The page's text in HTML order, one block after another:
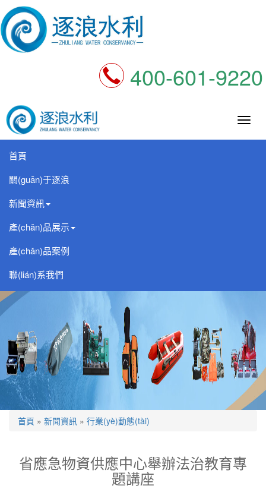
400-601-9220
逐
首頁
關(guān)于逐浪
新聞資訊
產(chǎn)品展示
產(chǎn)品案例
聯(lián)系我們
首頁 » 新聞資訊 » 行業(yè)動態(tài)
省應急物資供應中心舉辦法治教育專
題講座